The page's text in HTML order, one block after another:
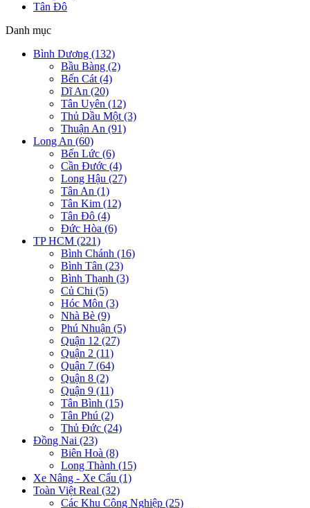
Tân Đô
Danh mục
Bình Dương (132)
Bầu Bàng (2)
Bến Cát (4)
Dĩ An (20)
Tân Uyên (12)
Thủ Dầu Một (3)
Thuận An (91)
Long An (60)
Bến Lức (6)
Cần Đước (4)
Long Hậu (27)
Tân An (1)
Tân Kim (12)
Tân Đô (4)
Đức Hòa (6)
TP HCM (221)
Bình Chánh (16)
Bình Tân (23)
Bình Thạnh (3)
Củ Chi (5)
Hóc Môn (3)
Nhà Bè (9)
Phú Nhuận (5)
Quận 12 (27)
Quận 2 (11)
Quận 7 (64)
Quận 8 (2)
Quận 9 (11)
Tân Bình (15)
Tân Phú (2)
Thủ Đức (24)
Đồng Nai (23)
Biên Hoà (8)
Long Thành (15)
Xe Nâng - Xe Cẩu (1)
Toàn Việt Real (32)
Các Khu Công Nghiệp (25)